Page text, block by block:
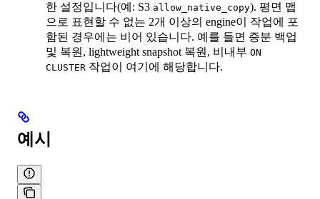
한 설정입니다(예: S3 allow_native_copy). 평면 맵
으로 표현할 수 없는 2개 이상의 engine이 작업에 포
함된 경우에는 비어 있습니다. 예를 들면 증분 백업
및 복원, lightweight snapshot 복원, 비내부 ON
CLUSTER 작업이 여기에 해당합니다.
예시